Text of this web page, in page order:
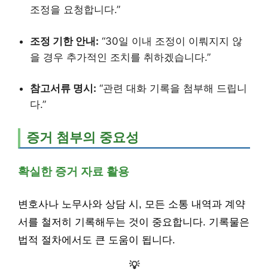
조정을 요청합니다.”
조정 기한 안내: “30일 이내 조정이 이뤄지지 않
을 경우 추가적인 조치를 취하겠습니다.”
참고서류 명시: “관련 대화 기록을 첨부해 드립니
다.”
증거 첨부의 중요성
확실한 증거 자료 활용
변호사나 노무사와 상담 시, 모든 소통 내역과 계약
서를 철저히 기록해두는 것이 중요합니다. 기록물은
법적 절차에서도 큰 도움이 됩니다.
💡